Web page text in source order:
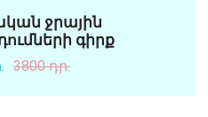
ջրային
գիրք
3800 դր.